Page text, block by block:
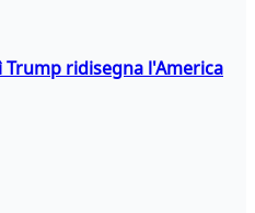
Trump ridisegna l'America